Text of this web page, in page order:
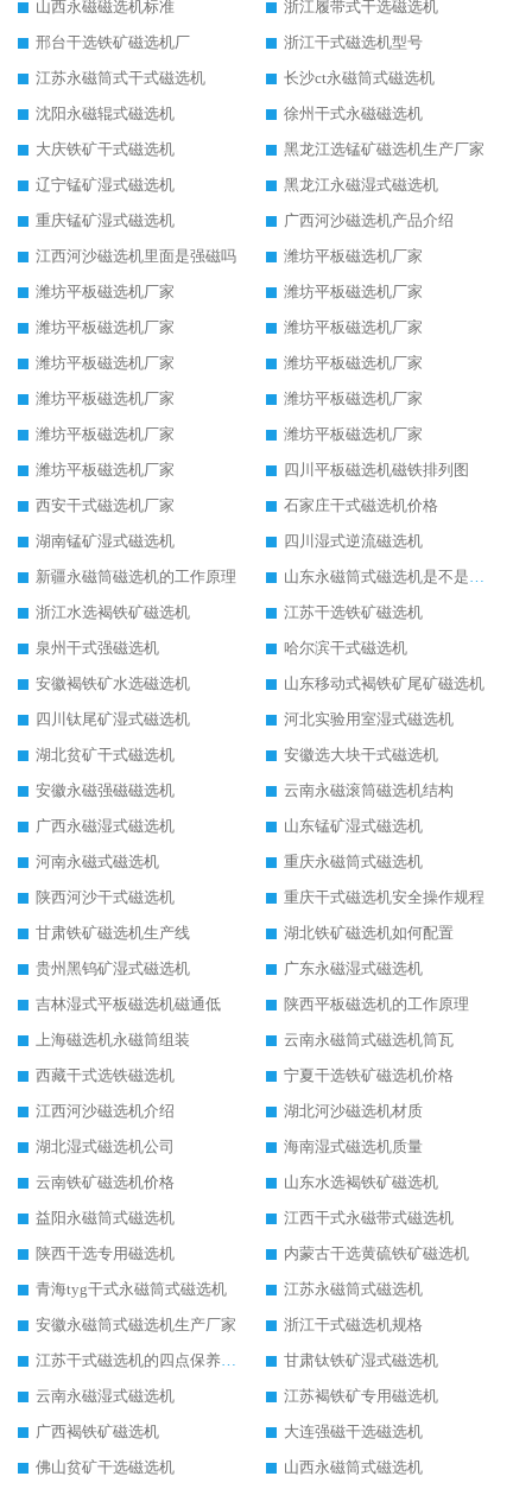
山西永磁磁选机标准
浙江履带式干选磁选机
邢台干选铁矿磁选机厂
浙江干式磁选机型号
江苏永磁筒式干式磁选机
长沙ct永磁筒式磁选机
沈阳永磁辊式磁选机
徐州干式永磁磁选机
大庆铁矿干式磁选机
黑龙江选锰矿磁选机生产厂家
辽宁锰矿湿式磁选机
黑龙江永磁湿式磁选机
重庆锰矿湿式磁选机
广西河沙磁选机产品介绍
江西河沙磁选机里面是强磁吗
潍坊平板磁选机厂家
潍坊平板磁选机厂家
潍坊平板磁选机厂家
潍坊平板磁选机厂家
潍坊平板磁选机厂家
潍坊平板磁选机厂家
潍坊平板磁选机厂家
潍坊平板磁选机厂家
潍坊平板磁选机厂家
潍坊平板磁选机厂家
潍坊平板磁选机厂家
潍坊平板磁选机厂家
四川平板磁选机磁铁排列图
西安干式磁选机厂家
石家庄干式磁选机价格
湖南锰矿湿式磁选机
四川湿式逆流磁选机
新疆永磁筒磁选机的工作原理
山东永磁筒式磁选机是不是强磁
浙江水选褐铁矿磁选机
江苏干选铁矿磁选机
泉州干式强磁选机
哈尔滨干式磁选机
安徽褐铁矿水选磁选机
山东移动式褐铁矿尾矿磁选机
四川钛尾矿湿式磁选机
河北实验用室湿式磁选机
湖北贫矿干式磁选机
安徽选大块干式磁选机
安徽永磁强磁磁选机
云南永磁滚筒磁选机结构
广西永磁湿式磁选机
山东锰矿湿式磁选机
河南永磁式磁选机
重庆永磁筒式磁选机
陕西河沙干式磁选机
重庆干式磁选机安全操作规程
甘肃铁矿磁选机生产线
湖北铁矿磁选机如何配置
贵州黑钨矿湿式磁选机
广东永磁湿式磁选机
吉林湿式平板磁选机磁通低
陕西平板磁选机的工作原理
上海磁选机永磁筒组装
云南永磁筒式磁选机筒瓦
西藏干式选铁磁选机
宁夏干选铁矿磁选机价格
江西河沙磁选机介绍
湖北河沙磁选机材质
湖北湿式磁选机公司
海南湿式磁选机质量
云南铁矿磁选机价格
山东水选褐铁矿磁选机
益阳永磁筒式磁选机
江西干式永磁带式磁选机
陕西干选专用磁选机
内蒙古干选黄硫铁矿磁选机
青海tyg干式永磁筒式磁选机
江苏永磁筒式磁选机
安徽永磁筒式磁选机生产厂家
浙江干式磁选机规格
江苏干式磁选机的四点保养秘籍
甘肃钛铁矿湿式磁选机
云南永磁湿式磁选机
江苏褐铁矿专用磁选机
广西褐铁矿磁选机
大连强磁干选磁选机
佛山贫矿干选磁选机
山西永磁筒式磁选机